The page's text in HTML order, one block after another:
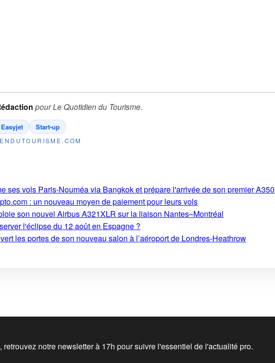
pourLe Quotidien du Tourisme.
Easyjet Start-up
ses vols Paris-Nouméa via Bangkok et prépare l'arrivée de son premier
: un nouveau moyen de paiement pour leurs vols
son nouvel Airbus A321XLR sur la liaison Nantes–Montréal
l'éclipse du 12 août en Espagne ?
les portes de son nouveau salon à l’aéroport de Londres-Heathrow
retrouvez notre newsletter à 17h pour suivre l'essentiel de l'actualité pro.